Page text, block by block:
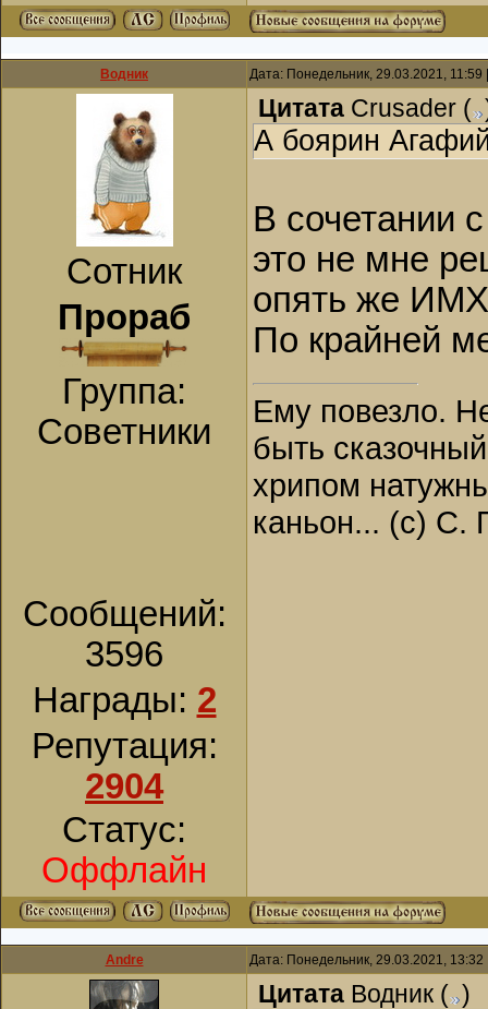
Водник Дата: Понедельник, 29.03.2021,
Сотник
Прораб
Группа:
Советники
Сообщений:
3596
Награды: 2
Репутация:
2904
Статус:
Оффлайн
Цитата Crusader (
А боярин
В сочетании
это не мне
опять же
По крайней
Ему повезло.
быть
хрипом
каньон... (с) С.
Andre Дата: Понедельник, 29.03.2021,
Цитата Водник ( )